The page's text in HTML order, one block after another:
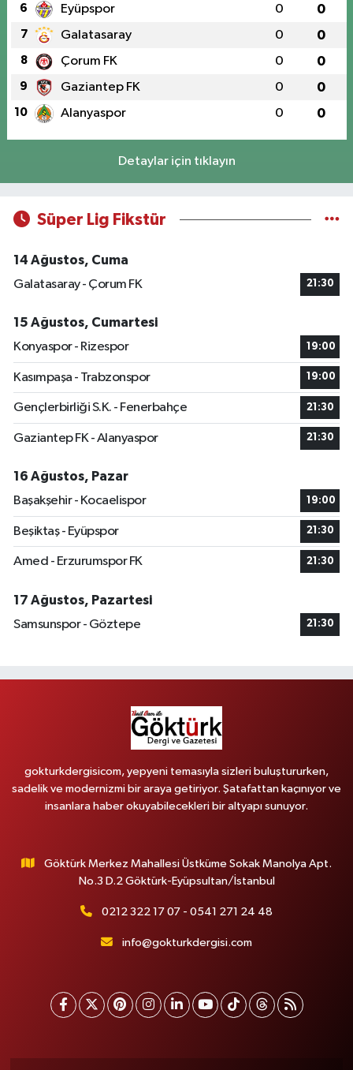
6 Eyüpspor 0 0
7 Galatasaray 0 0
8 Çorum FK 0 0
9 Gaziantep FK 0 0
10 Alanyaspor 0 0
Detaylar için tıklayın
Süper Lig Fikstür
14 Ağustos, Cuma
Galatasaray - Çorum FK
21:30
15 Ağustos, Cumartesi
Konyaspor - Rizespor
19:00
Kasımpaşa - Trabzonspor 19:00
Gençlerbirliği S.K. - Fenerbahçe 21:30
Gaziantep FK - Alanyaspor 21:30
16 Ağustos, Pazar
Başakşehir - Kocaelispor
19:00
Beşiktaş - Eyüpspor 21:30
Amed - Erzurumspor FK 21:30
17 Ağustos, Pazartesi
Samsunspor - Göztepe
21:30
gokturkdergisicom, yepyeni temasıyla sizleri buluştururken,
sadelik ve modernizmi bir araya getiriyor. Şatafattan kaçınıyor ve
insanlara haber okuyabilecekleri bir altyapı sunuyor.
Göktürk Merkez Mahallesi Üstküme Sokak Manolya Apt.
No.3 D.2 Göktürk-Eyüpsultan/İstanbul
0212 322 17 07 - 0541 271 24 48
info@gokturkdergisi.com